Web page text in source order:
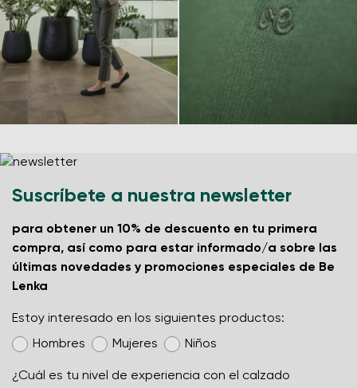
Suscríbete a nuestra newsletter
para obtener un 10% de descuento en tu primera
compra, así como para estar informado/a sobre las
últimas novedades y promociones especiales de Be
Lenka
Estoy interesado en los siguientes productos:
Hombres
Mujeres Niños
¿Cuál es tu nivel de experiencia con el calzado